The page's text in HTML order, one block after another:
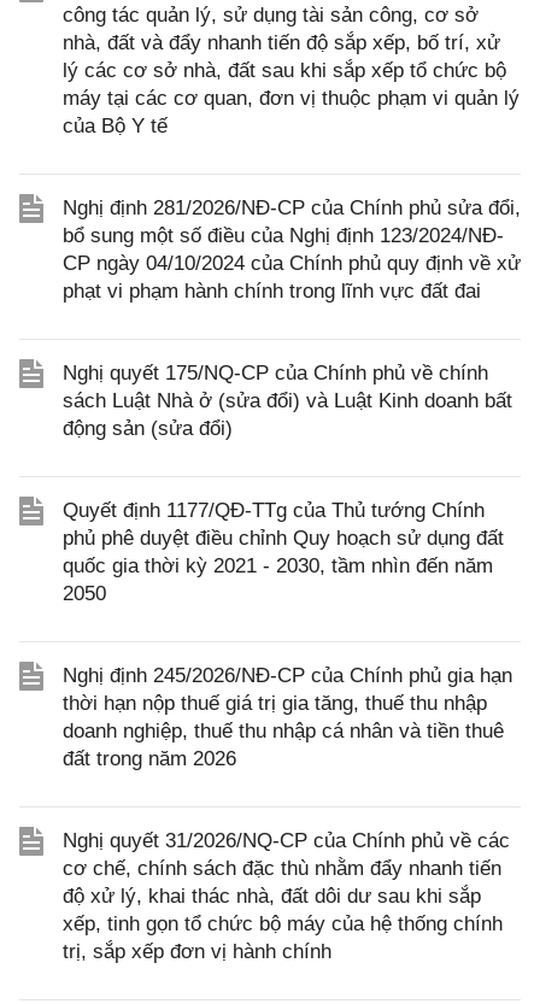
công tác quản lý, sử dụng tài sản công, cơ sở
nhà, đất và đẩy nhanh tiến độ sắp xếp, bố trí, xử
lý các cơ sở nhà, đất sau khi sắp xếp tổ chức bộ
máy tại các cơ quan, đơn vị thuộc phạm vi quản lý
của Bộ Y tế
Nghị định 281/2026/NĐ-CP của Chính phủ sửa đổi,
bổ sung một số điều của Nghị định 123/2024/NĐ-
CP ngày 04/10/2024 của Chính phủ quy định về xử
phạt vi phạm hành chính trong lĩnh vực đất đai
Nghị quyết 175/NQ-CP của Chính phủ về chính
sách Luật Nhà ở (sửa đổi) và Luật Kinh doanh bất
động sản (sửa đổi)
Quyết định 1177/QĐ-TTg của Thủ tướng Chính
phủ phê duyệt điều chỉnh Quy hoạch sử dụng đất
quốc gia thời kỳ 2021 - 2030, tầm nhìn đến năm
2050
Nghị định 245/2026/NĐ-CP của Chính phủ gia hạn
thời hạn nộp thuế giá trị gia tăng, thuế thu nhập
doanh nghiệp, thuế thu nhập cá nhân và tiền thuê
đất trong năm 2026
Nghị quyết 31/2026/NQ-CP của Chính phủ về các
cơ chế, chính sách đặc thù nhằm đẩy nhanh tiến
độ xử lý, khai thác nhà, đất dôi dư sau khi sắp
xếp, tinh gọn tổ chức bộ máy của hệ thống chính
trị, sắp xếp đơn vị hành chính